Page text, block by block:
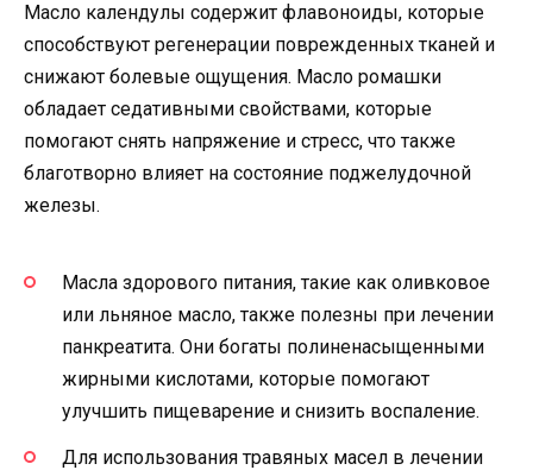
Масло календулы содержит флавоноиды, которые
способствуют регенерации поврежденных тканей и
снижают болевые ощущения. Масло ромашки
обладает седативными свойствами, которые
помогают снять напряжение и стресс, что также
благотворно влияет на состояние поджелудочной
железы.
Масла здорового питания, такие как оливковое
или льняное масло, также полезны при лечении
панкреатита. Они богаты полиненасыщенными
жирными кислотами, которые помогают
улучшить пищеварение и снизить воспаление.
Для использования травяных масел в лечении